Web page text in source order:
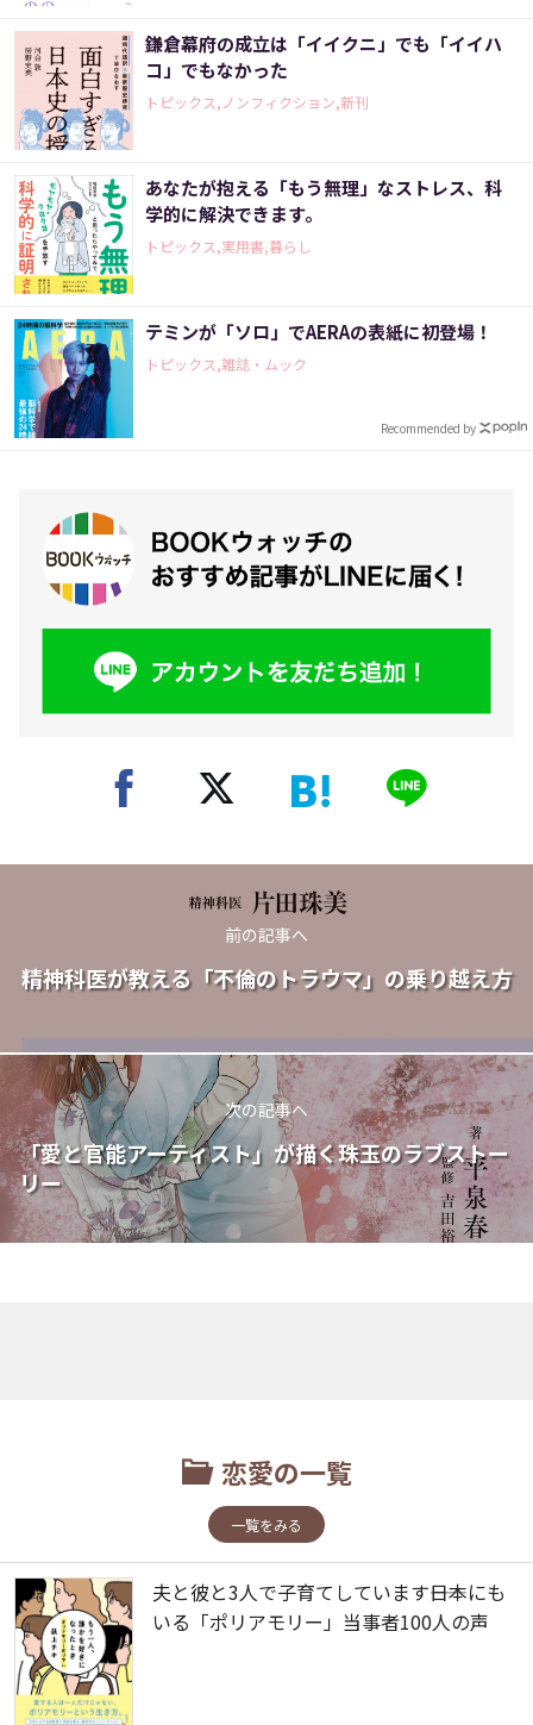
鎌倉幕府の成立は「イイクニ」でも「イイハ
コ」でもなかった
トピックス,ノンフィクション,新刊
あなたが抱える「もう無理」なストレス、科
学的に解決できます。
トピックス,実用書,暮らし
テミンが「ソロ」でAERAの表紙に初登場！
トピックス,雑誌・ムック
Recommended by
前の記事へ
精神科医が教える「不倫のトラウマ」の乗り越え方
次の記事へ
「愛と官能アーティスト」が描く珠玉のラブストー
リー
恋愛の一覧
一覧をみる
夫と彼と3人で子育てしています――日本にも
いる「ポリアモリー」当事者100人の声